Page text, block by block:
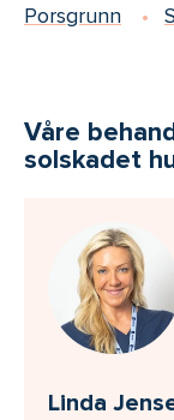
Porsgrunn
Våre
solskadet
Linda